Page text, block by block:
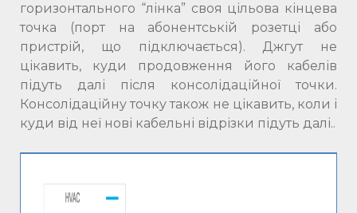
горизонтального “лінка” своя цільова кінцева
точка (порт на абонентській розетці або
пристрій, що підключається). Джгут не
цікавить, куди продовження його кабелів
підуть далі після консолідаційної точки.
Консолідаційну точку також не цікавить, коли і
куди від неї нові кабельні відрізки підуть далі..